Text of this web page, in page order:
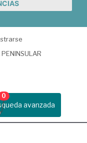
avanzada
0